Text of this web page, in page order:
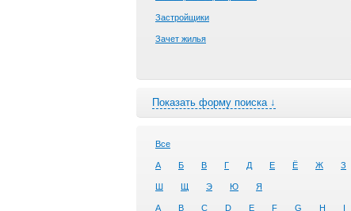
Застройщики
Зачет жилья
Показать форму поиска ↓
Все
А Б В Г Д Е Ё Ж З
Ш Щ Э Ю Я
A B C D E F G H I